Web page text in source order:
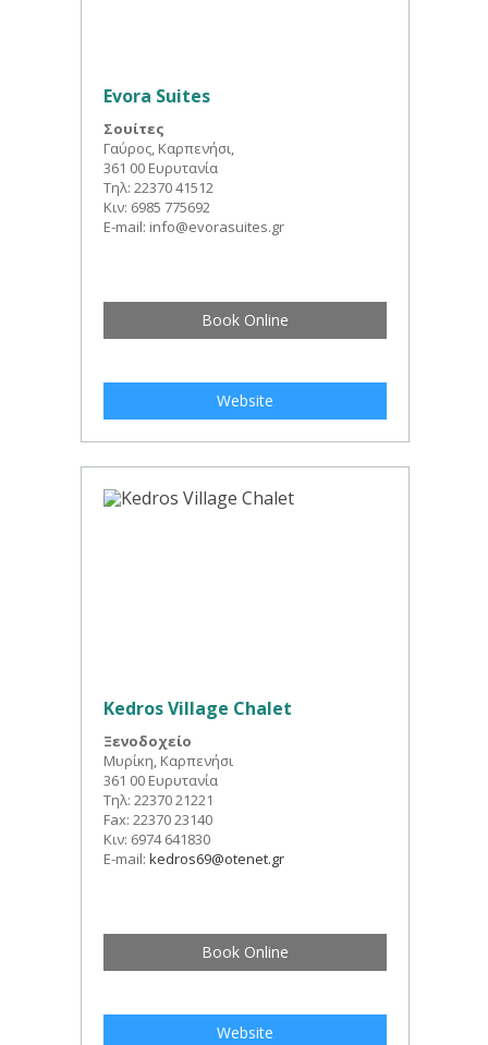
Evora Suites
Σουίτες
Γαύρος, Καρπενήσι,
361 00 Ευρυτανία
Τηλ: 22370 41512
Κιν: 6985 775692
E-mail: info@evorasuites.gr
Book Online
Website
Kedros Village Chalet
Ξενοδοχείο
Μυρίκη, Καρπενήσι
361 00 Ευρυτανία
Τηλ: 22370 21221
Fax: 22370 23140
Κιν: 6974 641830
E-mail: kedros69@otenet.gr
Book Online
Website